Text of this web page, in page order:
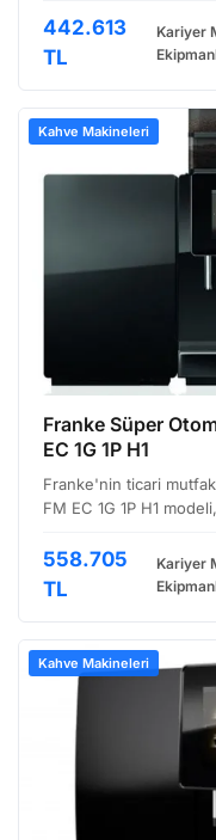
yüksek hacimli kahve
442.613
TL
Kariyer
Kahve Makineleri
Franke Süper
EC 1G 1P H1
Franke'nin ticari
FM EC 1G 1P H1
oteller, restoranlar ve
558.705
TL
Kariyer
Kahve Makineleri